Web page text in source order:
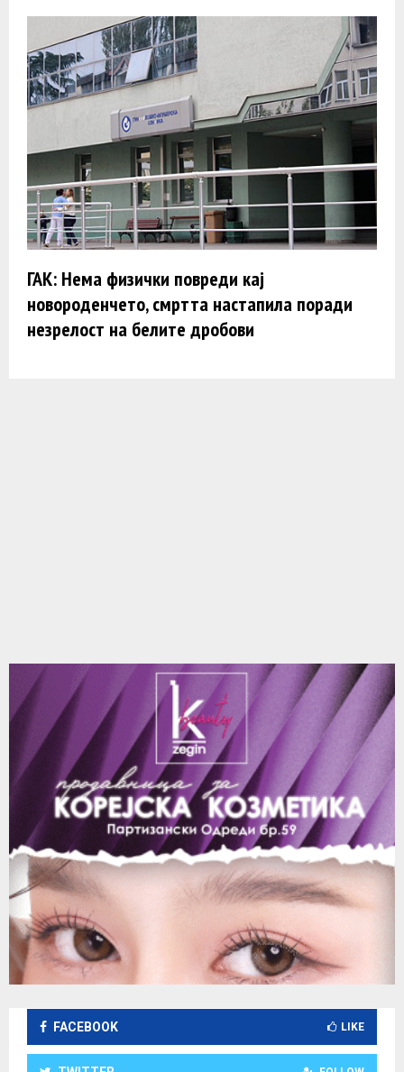
ГАК: Нема физички повреди кај
новороденчето, смртта настапила поради
незрелост на белите дробови
FACEBOOK LIKE